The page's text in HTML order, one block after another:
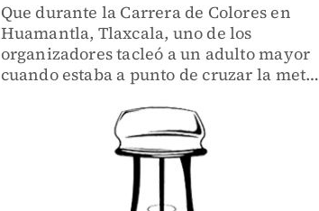
Que durante la Carrera de Colores en
Huamantla, Tlaxcala, uno de los
organizadores tacleó a un adulto mayor
cuando estaba a punto de cruzar la meta,
mirada de decenas de asistentes